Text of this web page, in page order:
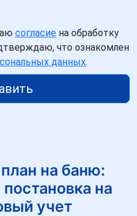
согласие на обработку
что ознакомлен
данных.
на баню:
на
учет